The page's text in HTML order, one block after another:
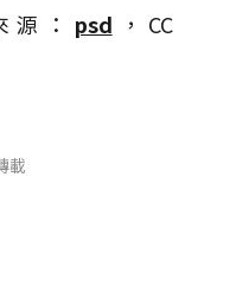
： psd ，CC
載